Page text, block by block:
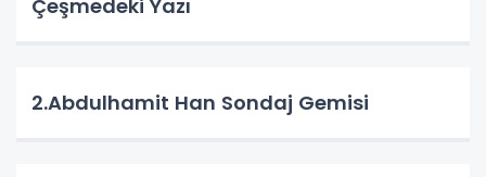
Çeşmedeki Yazı
2.Abdulhamit Han Sondaj Gemisi